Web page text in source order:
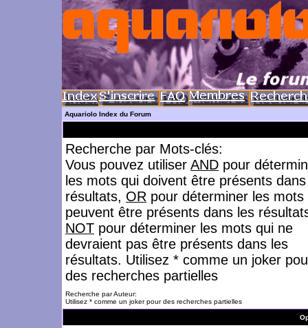
Aquariolo Index du Forum
Recherche par Mots-clés:
Vous pouvez utiliser AND pour
les mots qui doivent être présents
résultats, OR pour déterminer les mots
peuvent être présents dans les
NOT pour déterminer les mots qui ne
devraient pas être présents dans les
résultats. Utilisez * comme un joker
des recherches partielles
Recherche par Auteur:
Utilisez * comme un joker pour des recherches partielles